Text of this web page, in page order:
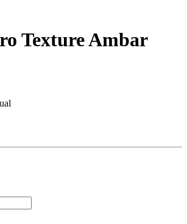
Texture Ambar